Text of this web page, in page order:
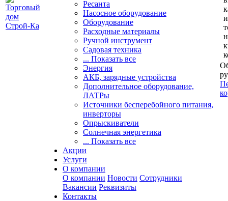
Ресанта
Насосное оборудование
Оборудование
Расходные материалы
Ручной инструмент
Садовая техника
... Показать все
Энергия
АКБ, зарядные устройства
Дополнительное оборудование,
ЛАТРы
Источники бесперебойного питания,
инверторы
Опрыскиватели
Солнечная энергетика
... Показать все
Акции
Услуги
О компании
О компании Новости Сотрудники
Вакансии Реквизиты
Контакты